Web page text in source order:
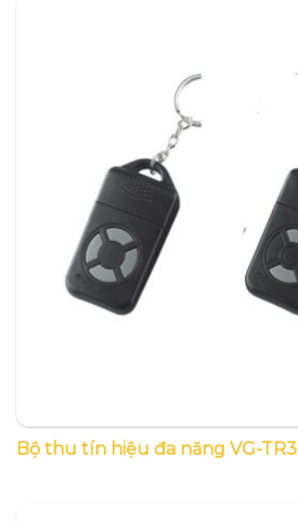
Bộ thu tín hiệu đa năng VG-TR3